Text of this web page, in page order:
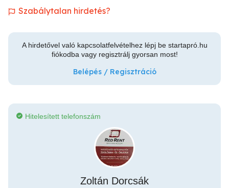
Szabálytalan hirdetés?
A hirdetővel való kapcsolatfelvételhez lépj be startapró.hu
fiókodba vagy regisztrálj gyorsan most!
Belépés / Regisztráció
Hitelesített telefonszám
Zoltán Dorcsák